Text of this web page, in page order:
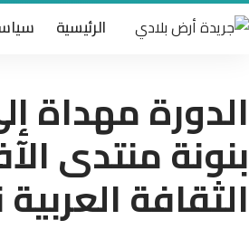
الرئيسية
الدورة مهداة
بنونة منتدى
الثقافة